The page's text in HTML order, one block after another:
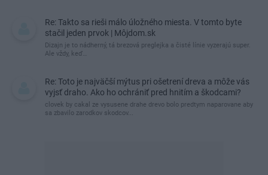
Re: Takto sa rieši málo úložného miesta. V tomto byte
stačil jeden prvok | Môjdom.sk
Dizajn je to nádherný, tá brezová preglejka a čisté línie vyzerajú super.
Ale vždy, keď…
Re: Toto je najväčší mýtus pri ošetrení dreva a môže vás
vyjsť draho. Ako ho ochrániť pred hnitím a škodcami?
clovek by cakal ze vysusene drahe drevo bolo predtym naparovane aby
sa zbavilo zarodkov skodcov...